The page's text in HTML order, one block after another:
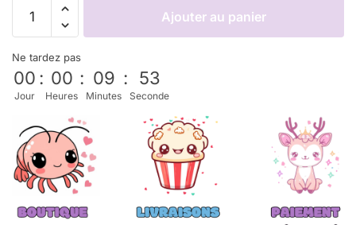
Ajouter au panier
Ne tardez pas
00
Jour
: 00
Heures
: 09
Minutes
: 52
Seconde